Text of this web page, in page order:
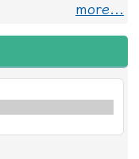
more...